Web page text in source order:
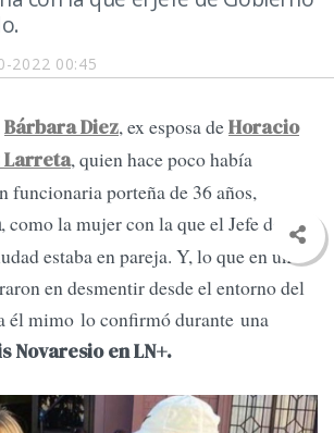
2022 00:45
Bárbara Diez, ex esposa deHoracio
Larreta, quien hace poco había
funcionaria porteña de 36 años,
, como la mujer con la que el Jefe de
estaba en pareja. Y, lo que en un
en desmentir desde el entorno del
él mimo lo confirmó durante una
Novaresio en LN+.